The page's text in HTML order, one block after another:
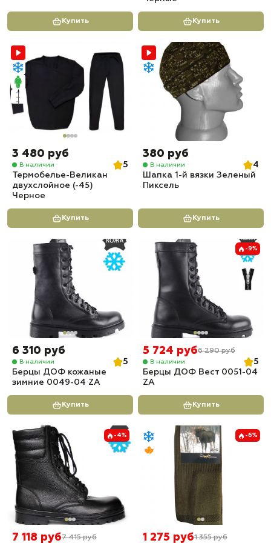
Купить Купить
3 480 руб
В наличии
5
Термобелье-Великан
двухслойное (-45)
Черное
Купить
380 руб
В наличии
4
Шапка 1-й вязки Зеленый
Пиксель
Купить
6 310 руб
В наличии
5
Берцы ДОФ кожаные
зимние 0049-04 ZA
Купить
-9%
5 724 руб6 290 руб
В наличии
5
Берцы ДОФ Вест 0051-04
ZA
Купить
-4%
7 118 руб7 415 руб
-6%
1 275 руб1 355 руб